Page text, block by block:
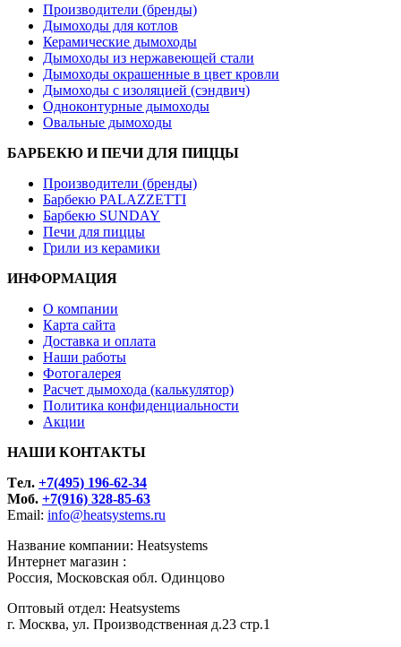
Производители (бренды)
Дымоходы для котлов
Керамические дымоходы
Дымоходы из нержавеющей стали
Дымоходы окрашенные в цвет кровли
Дымоходы с изоляцией (сэндвич)
Одноконтурные дымоходы
Овальные дымоходы
БАРБЕКЮ И ПЕЧИ ДЛЯ ПИЦЦЫ
Производители (бренды)
Барбекю PALAZZETTI
Барбекю SUNDAY
Печи для пиццы
Грили из керамики
ИНФОРМАЦИЯ
О компании
Карта сайта
Доставка и оплата
Наши работы
Фотогалерея
Расчет дымохода (калькулятор)
Политика конфиденциальности
Акции
НАШИ КОНТАКТЫ
Tел. +7(495) 196-62-34
Моб. +7(916) 328-85-63
Email: info@heatsystems.ru
Название компании: Heatsystems
Интернет магазин :
Россия, Московская обл. Одинцово
Оптовый отдел: Heatsystems
г. Москва, ул. Производственная д.23 стр.1